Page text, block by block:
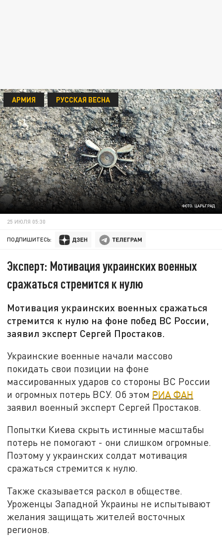
ФОТО: ЦАРЬГРАД
АРМИЯ РУССКАЯ ВЕСНА
25 ИЮЛЯ 05:30
ПОДПИШИТЕСЬ:
Эксперт: Мотивация украинских военных
сражаться стремится к нулю
Мотивация украинских военных сражаться
стремится к нулю на фоне побед ВС России,
заявил эксперт Сергей Простаков.
Украинские военные начали массово
покидать свои позиции на фоне
массированных ударов со стороны ВС России
и огромных потерь ВСУ. Об этом РИА ФАН
заявил военный эксперт Сергей Простаков.
Попытки Киева скрыть истинные масштабы
потерь не помогают - они слишком огромные.
Поэтому у украинских солдат мотивация
сражаться стремится к нулю.
Также сказывается раскол в обществе.
Уроженцы Западной Украины не испытывают
желания защищать жителей восточных
регионов.